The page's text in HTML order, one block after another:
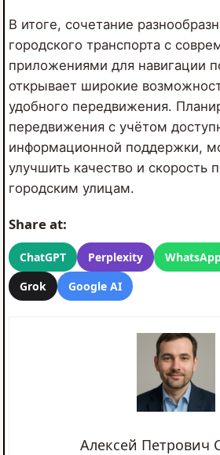
В итоге, сочетание
городского транспорта с
приложениями для навигации
открывает широкие
удобного передвижения.
передвижения с учётом
информационной поддержки,
улучшить качество и скорость
городским улицам.
Share at:
ChatGPT Perplexity
Grok
Google AI
Алексей Петрович